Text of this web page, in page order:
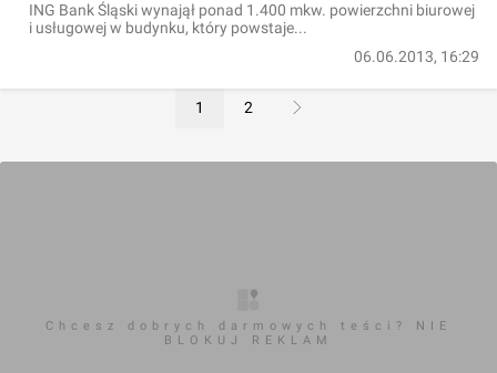
ING Bank Śląski wynajął ponad 1.400 mkw. powierzchni biurowej
i usługowej w budynku, który powstaje...
06.06.2013, 16:29
1 2
Chcesz dobrych darmowych teści? NIE
BLOKUJ REKLAM